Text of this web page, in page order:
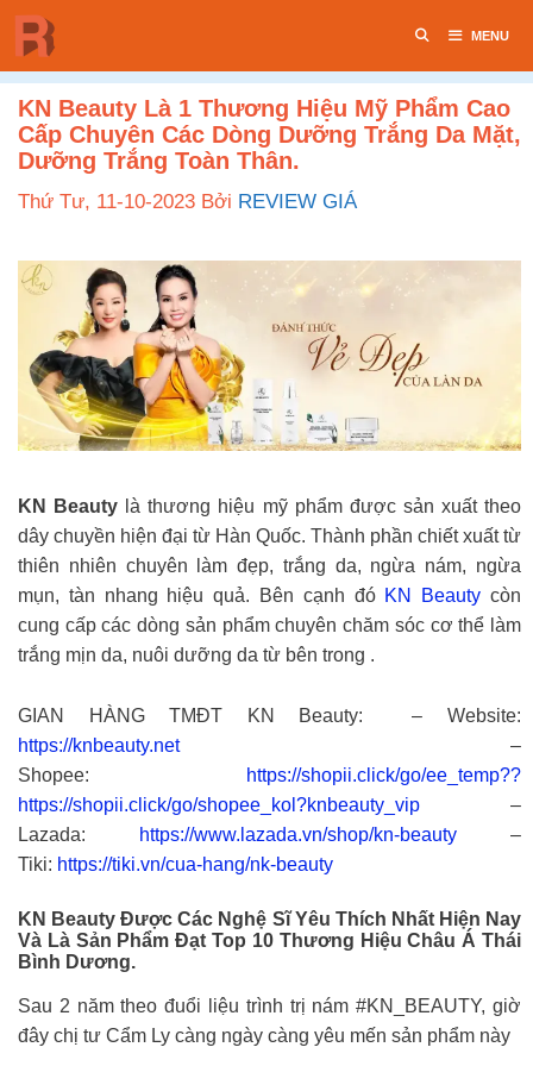
Chuyển
đến
nội
dung
MENU
KN Beauty Là 1 Thương Hiệu Mỹ Phẩm Cao
Cấp Chuyên Các Dòng Dưỡng Trắng Da Mặt,
Dưỡng Trắng Toàn Thân.
Thứ Tư, 11-10-2023 Bởi REVIEW GIÁ
KN Beauty là thương hiệu mỹ phẩm được sản xuất theo
dây chuyền hiện đại từ Hàn Quốc. Thành phần chiết xuất từ
thiên nhiên chuyên làm đẹp, trắng da, ngừa nám, ngừa
mụn, tàn nhang hiệu quả. Bên cạnh đó KN Beauty còn
cung cấp các dòng sản phẩm chuyên chăm sóc cơ thể làm
trắng mịn da, nuôi dưỡng da từ bên trong .
GIAN HÀNG TMĐT KN Beauty: – Website:
https://knbeauty.net–
Shopee:
https://shopii.click/go/ee_temp??
https://shopii.click/go/shopee_kol?knbeauty_vip –
Lazada:
https://www.lazada.vn/shop/kn-beauty –
Tiki: https://tiki.vn/cua-hang/nk-beauty
KN Beauty Được Các Nghệ Sĩ Yêu Thích Nhất Hiện Nay
Và Là Sản Phẩm Đạt Top 10 Thương Hiệu Châu Á Thái
Bình Dương.
Sau 2 năm theo đuổi liệu trình trị nám #KN_BEAUTY, giờ
đây chị tư Cẩm Ly càng ngày càng yêu mến sản phẩm này